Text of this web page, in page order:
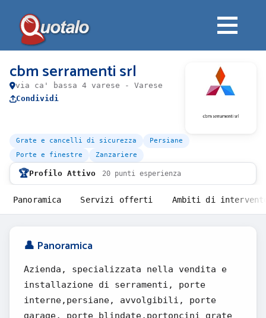
cbm serramenti srl
via ca' bassa 4 varese - Varese
Condividi
Grate e cancelli di sicurezza
Persiane
Porte e finestre
Zanzariere
🏆Profilo Attivo 20 punti esperienza
Panoramica Servizi offerti Ambiti di
👤 Panoramica
Azienda, specializzata nella vendita e
installazione di serramenti, porte
interne,persiane, avvolgibili, porte
garage, porte blindate,portoncini grate